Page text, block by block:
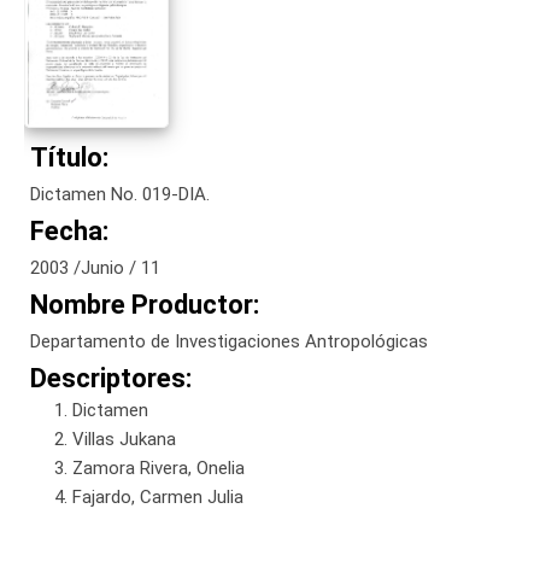
Título:
Dictamen No. 019-DIA.
Fecha:
2003 /Junio / 11
Nombre Productor:
Departamento de Investigaciones Antropológicas
Descriptores:
Dictamen
Villas Jukana
Zamora Rivera, Onelia
Fajardo, Carmen Julia